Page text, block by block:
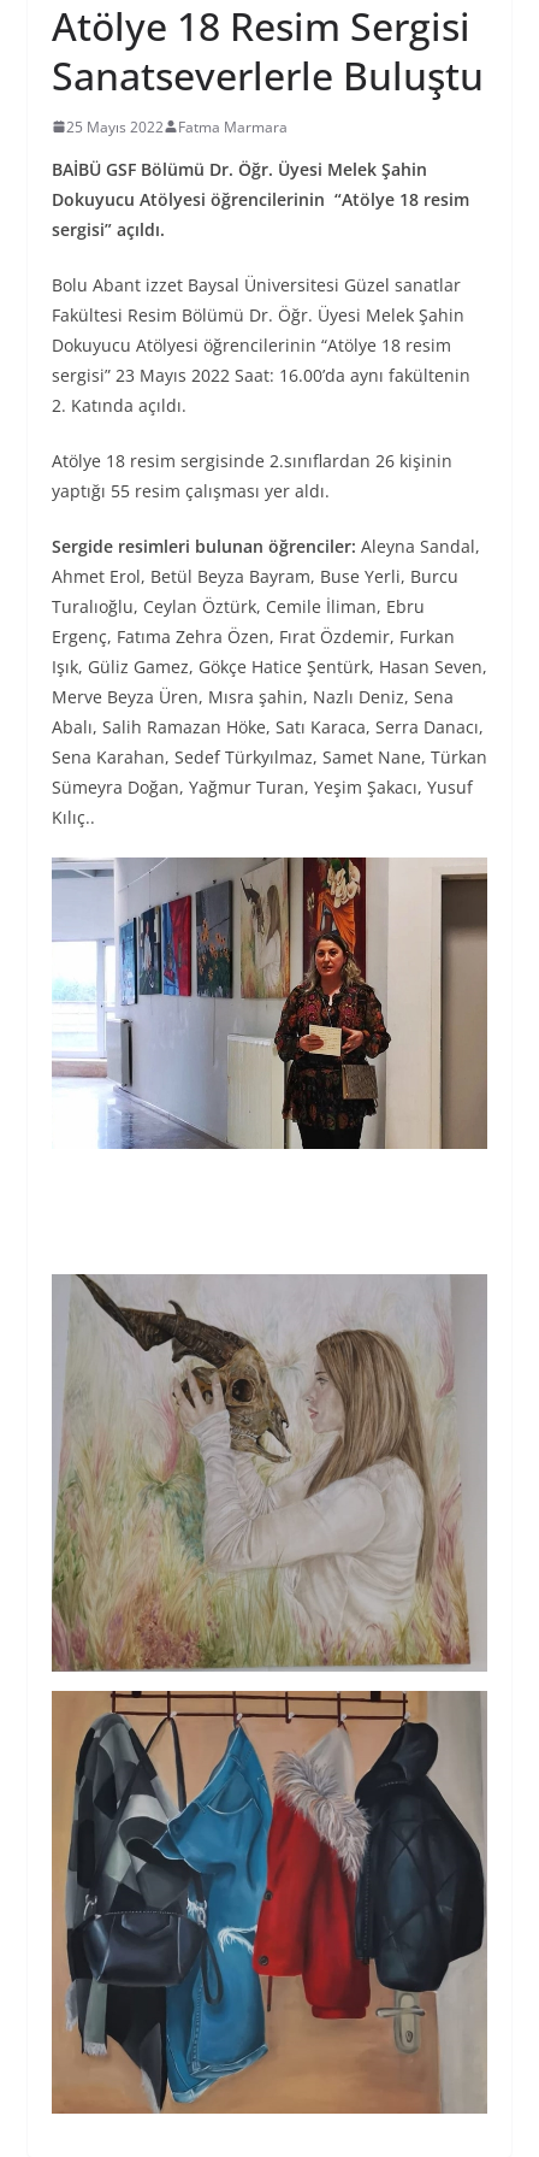
Atölye 18 Resim Sergisi
Sanatseverlerle Buluştu
25 Mayıs 2022 Fatma Marmara
BAİBÜ GSF Bölümü Dr. Öğr. Üyesi Melek Şahin
Dokuyucu Atölyesi öğrencilerinin “Atölye 18 resim
sergisi” açıldı.
Bolu Abant izzet Baysal Üniversitesi Güzel sanatlar
Fakültesi Resim Bölümü Dr. Öğr. Üyesi Melek Şahin
Dokuyucu Atölyesi öğrencilerinin “Atölye 18 resim
sergisi” 23 Mayıs 2022 Saat: 16.00’da aynı fakültenin
2. Katında açıldı.
Atölye 18 resim sergisinde 2.sınıflardan 26 kişinin
yaptığı 55 resim çalışması yer aldı.
Sergide resimleri bulunan öğrenciler: Aleyna Sandal,
Ahmet Erol, Betül Beyza Bayram, Buse Yerli, Burcu
Turalıoğlu, Ceylan Öztürk, Cemile İliman, Ebru
Ergenç, Fatıma Zehra Özen, Fırat Özdemir, Furkan
Işık, Güliz Gamez, Gökçe Hatice Şentürk, Hasan Seven,
Merve Beyza Üren, Mısra şahin, Nazlı Deniz, Sena
Abalı, Salih Ramazan Höke, Satı Karaca, Serra Danacı,
Sena Karahan, Sedef Türkyılmaz, Samet Nane, Türkan
Sümeyra Doğan, Yağmur Turan, Yeşim Şakacı, Yusuf
Kılıç..